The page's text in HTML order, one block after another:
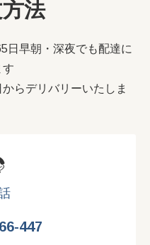
法
日早朝・深夜でも配達に
す
らデリバリーいたしま
447